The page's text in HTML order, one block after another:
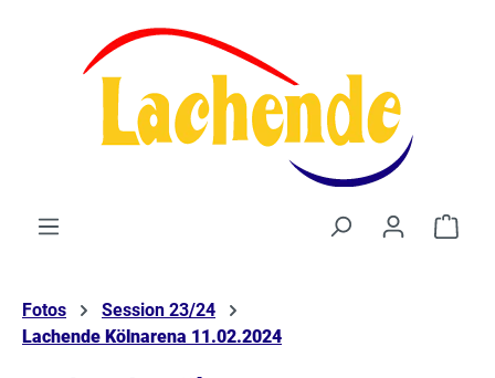
Fotos
Session 23/24
Lachende Kölnarena 11.02.2024